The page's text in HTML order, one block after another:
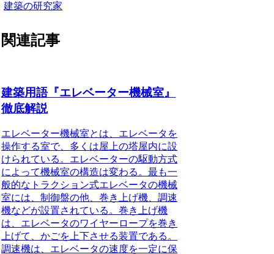
建築の研究家
関連記事
建築用語『エレベーター機械室』
徹底解説
エレベーター機械室とは、エレベータを
操作する室で、多くは屋上の塔屋内に設
けられている。 エレベーターの駆動方式
によって機械室の構造は変わる。最も一
般的なトラクション式エレベータの機械
室には、制御盤の他、巻き上げ機、調速
機などが設置されている。巻き上げ機
は、エレベータのワイヤーロープを巻き
上げて、かごを上下させる装置である。
調速機は、エレベータの速度を一定に保